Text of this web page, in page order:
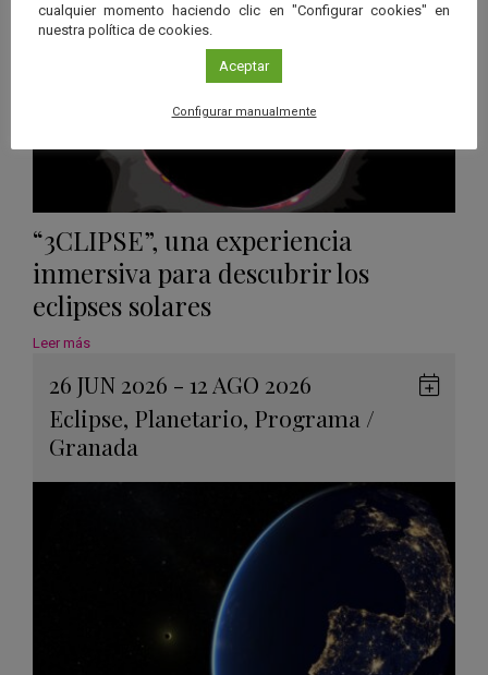
“3CLIPSE”, una experiencia
inmersiva para descubrir los
eclipses solares
Leer más
26 JUN 2026 - 12 AGO 2026
Eclipse, Planetario, Programa /
Granada
cualquier momento haciendo clic en "Configurar cookies" en
nuestra política de cookies.
Aceptar
Configurar manualmente